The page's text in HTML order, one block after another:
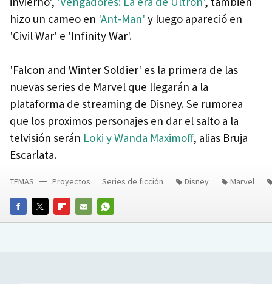
hizo un cameo en 'Ant-Man' y luego apareció en
'Civil War' e 'Infinity War'.
'Falcon and Winter Soldier' es la primera de las
nuevas series de Marvel que llegarán a la
plataforma de streaming de Disney. Se rumorea
que los proximos personajes en dar el salto a la
telvisión serán Loki y Wanda Maximoff, alias Bruja
Escarlata.
FACEBOOKTWITTERFLIPBOARD
E-
WHATSAPP
TEMAS Proyectos Series de ficción Disney Marvel